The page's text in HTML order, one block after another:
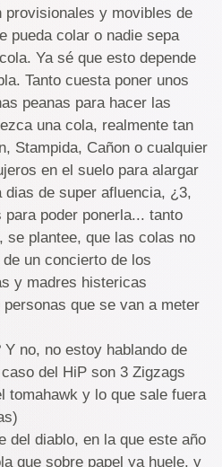
provisionales y movibles de
pueda colar o nadie sepa
Ya sé que esto depende
Tanto cuesta poner unos
peanas para hacer las
una cola, realmente tan
Stampida, Cañon o cualquier
en el suelo para alargar
de super afluencia, ¿3,
poder ponerla... tanto
se plantee, que las colas no
un concierto de los
y madres histericas
que se van a meter
no, no estoy hablando de
del HiP son 3 Zigzags
tomahawk y lo que sale fuera
del diablo, en la que este año
que sobre papel ya huele, y